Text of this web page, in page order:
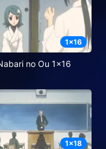
1x16
no Ou 1x16
1x18